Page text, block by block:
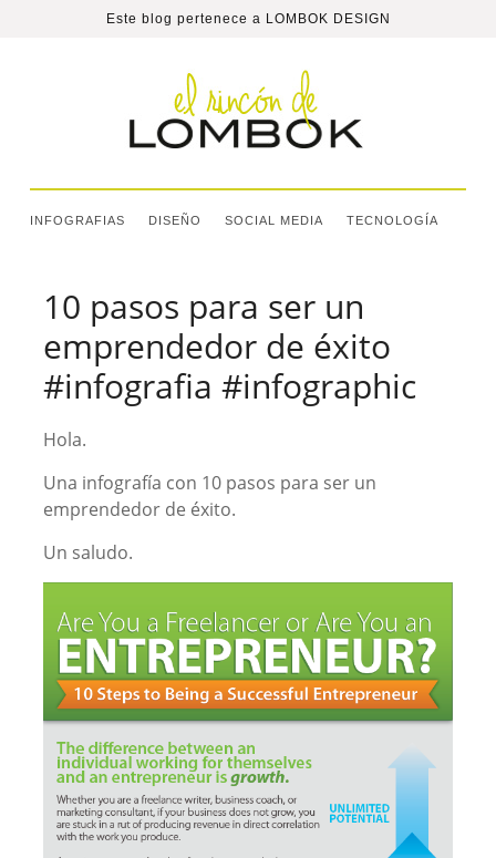
Este blog pertenece a LOMBOK DESIGN
INFOGRAFIAS DISEÑO SOCIAL MEDIA TECNOLOGÍA
10 pasos para ser un
emprendedor de éxito
#infografia #infographic
Hola.
Una infografía con 10 pasos para ser un
emprendedor de éxito.
Un saludo.